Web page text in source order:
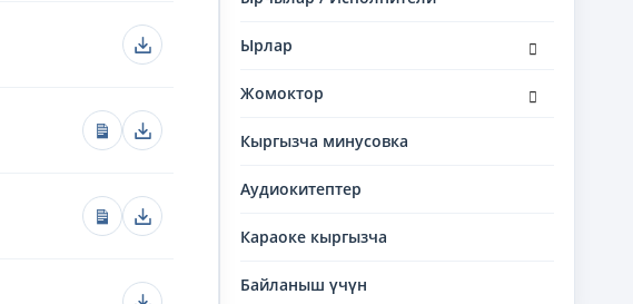
Ырлар
дочернее
Жомоктор
дочернее
Кыргызча минусовка
Аудиокитептер
Караоке кыргызча
Байланыш үчүн